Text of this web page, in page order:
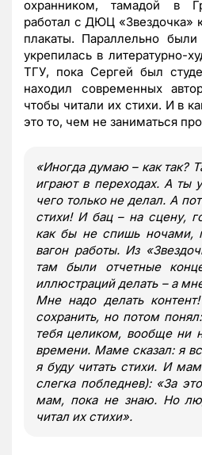
охранником, тамадой в
работал с ДЮЦ «Звездочка»
плакаты. Параллельно
укрепилась в литературно-
ТГУ, пока Сергей был
находил современных
чтобы читали их стихи. И в
это то, чем не заниматься
«Иногда думаю – как так?
играют в переходах. А ты
чего только не делал. А
стихи! И бац – на сцену,
как бы не спишь ночами,
вагон работы. Из «
там были отчетные
иллюстраций делать – а
Мне надо делать
сохранить, но потом
тебя целиком, вообще ни
времени. Маме сказал: я
я буду читать стихи. И
слегка побледнев): «За
мам, пока не знаю. Но
читал их стихи».